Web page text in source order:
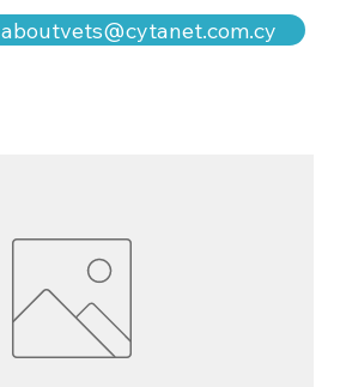
+357-25311960
aboutvets@cytanet.com.cy